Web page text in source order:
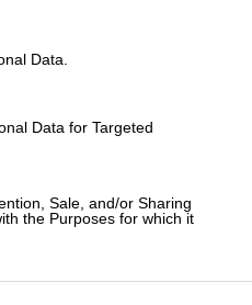
Data.
Data for Targeted
Sale, and/or Sharing
the Purposes for which it
γρήγορα -
με μέλι
μια μπάλα παγωτό